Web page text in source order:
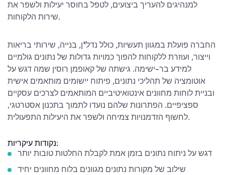
למנהיגים להעריך ביצועים, לטפל בחוסר יעילות ולשפר את
שירות הלקוחות.
החברה פועלת במגוון תעשיות, כולל נדל"ן, בנייה, שירותי בריאות
וייצור, ועוזרת ללקוחות להפוך כמויות גדולות של נתונים גולמיים
למידע בר-ישימה. גישתה של קאופמן רוסין שמה דגש על
אוטומציה של תהליכי נתונים, פיתוח יישומים מותאמים אישית
ובניית לוחות מחוונים אינטואיטיביים המותאמים לצרכים עסקיים
ספציפיים. הפתרונות שלהם נועדו לתמוך בתכנון אסטרטגי,
לחשוף הזדמנויות צמיחה ולשפר את היעילות התפעולית.
נקודות עיקריות:
דגש על ניתוח נתונים בזמן אמת לקבלת החלטות טובות יותר
שילוב של מקורות נתונים מגוונים בלוח מחוונים יחיד